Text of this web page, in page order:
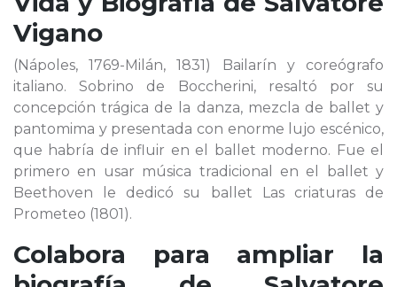
Vigano
(Nápoles, 1769-Milán, 1831) Bailarín y coreógrafo
italiano. Sobrino de Boccherini, resaltó por su
concepción trágica de la danza, mezcla de ballet y
pantomima y presentada con enorme lujo escénico,
que habría de influir en el ballet moderno. Fue el
primero en usar música tradicional en el ballet y
Beethoven le dedicó su ballet Las criaturas de
Prometeo (1801).
Colabora para ampliar la